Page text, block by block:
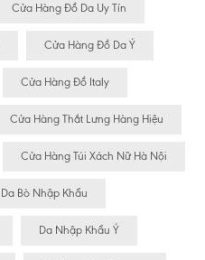
Cửa Hàng Đồ Da Uy Tín
Cửa Hàng Đồ Da Ý
Cửa Hàng Đồ Italy
Cửa Hàng Thắt Lưng Hàng Hiệu
Cửa Hàng Túi Xách Nữ Hà Nội
Da Bò Nhập Khẩu
Da Nhập Khẩu Ý